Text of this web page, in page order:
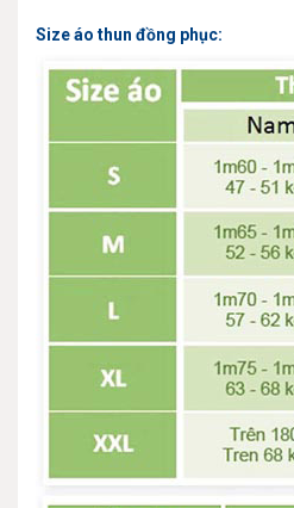
Size áo thun đồng phục: